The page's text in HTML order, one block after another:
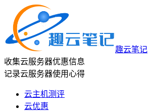
趣云笔记
收集云服务器优惠信息
记录云服务器使用心得
云主机测评
云优惠